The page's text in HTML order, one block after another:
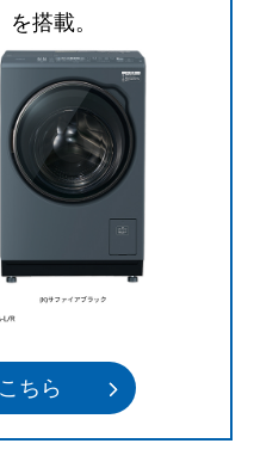
搭載。
ちら